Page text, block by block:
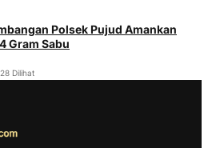
Polsek Pujud Amankan
Gram Sabu
Dilihat